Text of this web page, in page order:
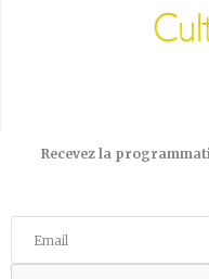
Recevez la